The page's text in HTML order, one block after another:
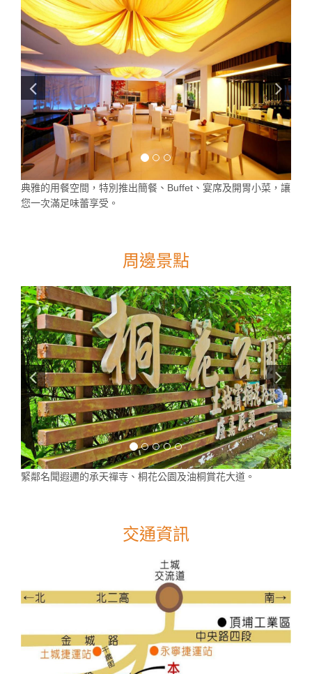
典雅的用餐空間，特別推出簡餐、Buffet、宴席及開胃小菜，讓
您一次滿足味蕾享受。
周邊景點
緊鄰名聞遐邇的承天禪寺、桐花公園及油桐賞花大道。
交通資訊